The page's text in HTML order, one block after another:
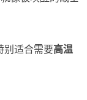
别适合需要高温